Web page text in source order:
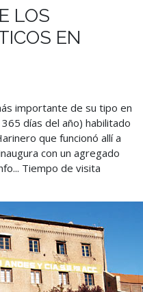
LOS
EN
importante de su tipo en
días del año) habilitado
que funcionó allí a
con un agregado
Tiempo de visita